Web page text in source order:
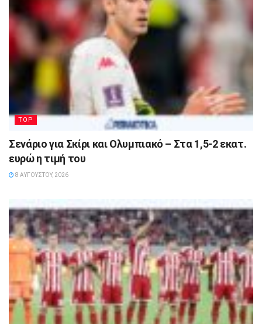
TOP
Σενάριο για Σκίρι και Ολυμπιακό – Στα 1,5-2 εκατ.
ευρώ η τιμή του
8 ΑΥΓΟΎΣΤΟΥ, 2026